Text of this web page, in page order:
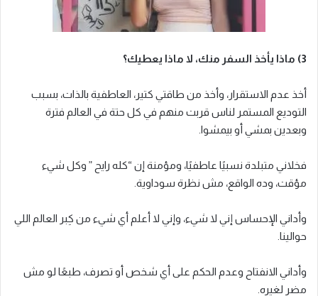
3) ماذا يأخذ السفر منك، لا ماذا يعطيك؟
أخذ عدم الاستقرار، وأخذ من طاقتي كتير، العاطفية بالذات، بسبب
التوديع المستمر لناس قربت منهم في كل حتة في العالم فترة
وبعدين بمشي أو بيمشوا.
فخلاني متبلدة نسبيًا عاطفيًا، ومؤمنة إن “كله رايح ” وكل شيء
مؤقت، وده الواقع، مش نظرة سوداوية.
وأداني الإحساس إني لا شيء، وإني لا أعلم أي شيء من كِبر العالم اللي
حوالينا.
وأداني الانفتاح وعدم الحكم على أي شخص أو تصرف، طبعًا لو مش
مضر لغيره.